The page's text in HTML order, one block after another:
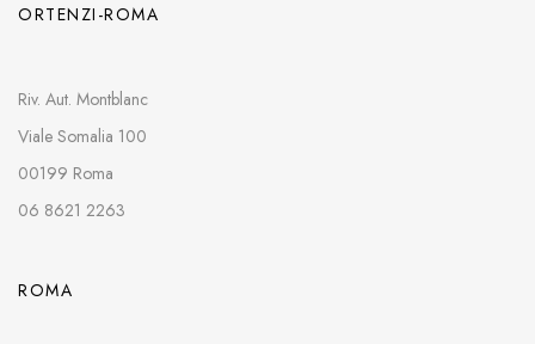
ORTENZI-ROMA
Riv. Aut. Montblanc
Viale Somalia 100
00199 Roma
06 8621 2263
ROMA